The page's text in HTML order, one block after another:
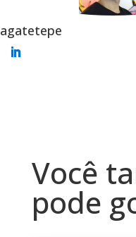
agatetepe
Você
pode